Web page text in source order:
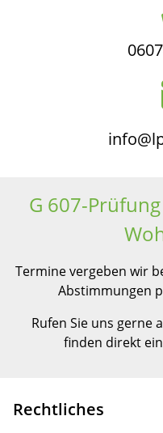
G 607-
Termine vergeben wir
Abstimmungen
Rufen Sie uns gerne
finden direkt
Rechtliches